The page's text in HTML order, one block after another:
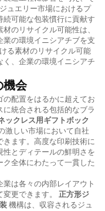
ュエリー市場におけるプ
続可能な包装慣行に貢献す
のリサイクル可能性は、
の環境イニシアチブを支
る素材のリサイクル可能
、企業の環境イニシアチ
機会
の配置をはるかに超えてお
統合される包括的なブラ
ックレス用ギフトボック
激しい市場において自社
ます。高度な印刷技術に
性とディテールの鮮明さを
全体にわたって一貫した
は各々の内部レイアウト
更できます。 正方形ジ
機構は、収容されるジュ